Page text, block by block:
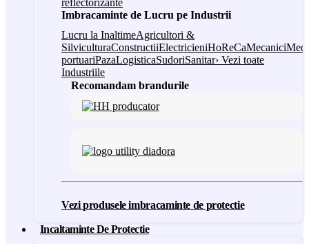
reflectorizante
Imbracaminte de Lucru pe Industrii
Lucru la InaltimeAgricultori &
SilviculturaConstructiiElectricieniHoReCaMecanici
portuariPazaLogisticaSudoriSanitar› Vezi toate
Industriile
Recomandam brandurile
Vezi produsele imbracaminte de protectie
Incaltaminte De Protectie